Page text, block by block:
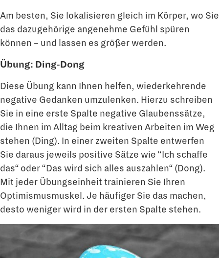
Am besten, Sie lokalisieren gleich im Körper, wo Sie
das dazugehörige angenehme Gefühl spüren
können – und lassen es größer werden.
Übung: Ding-Dong
Diese Übung kann Ihnen helfen, wiederkehrende
negative Gedanken umzulenken. Hierzu schreiben
Sie in eine erste Spalte negative Glaubenssätze,
die Ihnen im Alltag beim kreativen Arbeiten im Weg
stehen (Ding). In einer zweiten Spalte entwerfen
Sie daraus jeweils positive Sätze wie “Ich schaffe
das“ oder “Das wird sich alles auszahlen“ (Dong).
Mit jeder Übungseinheit trainieren Sie Ihren
Optimismusmuskel. Je häufiger Sie das machen,
desto weniger wird in der ersten Spalte stehen.